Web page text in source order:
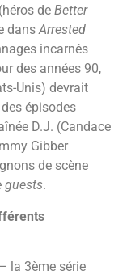
de Better
dansArrested
incarnés
des années 90,
Unis) devrait
des épisodes
D.J. (Candace
Gibber
de scène
guests.
– la 3ème série